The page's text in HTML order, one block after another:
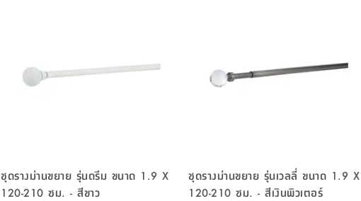
ชุดรางม่านขยาย รุ่นดรีม ขนาด 1.9 X
120-210 ซม. - สีขาว
ชุดรางม่านขยาย รุ่นเวลลี่ ขนาด 1.9 X
120-210 ซม. - สีเงินพิวเตอร์